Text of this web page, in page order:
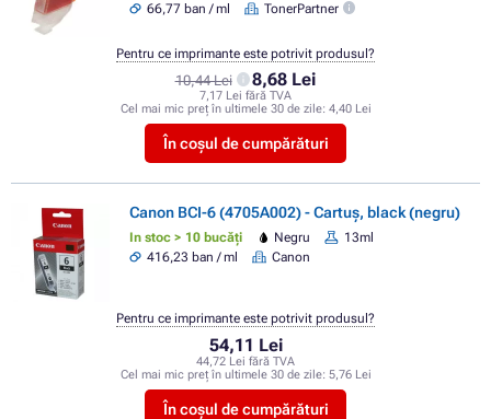
66,77 ban / ml
TonerPartner
10,44 Lei 8,68 Lei
7,17 Lei fără TVA
Cel mai mic preț în ultimele 30 de zile: 4,40 Lei
În coșul de cumpărături
Pentru ce imprimante este potrivit produsul?
Canon BCI-6 (4705A002) - Cartuș, black (negru)
In stoc > 10 bucăți Negru
13ml
416,23 ban / ml
Canon
54,11 Lei
44,72 Lei fără TVA
Cel mai mic preț în ultimele 30 de zile: 5,76 Lei
În coșul de cumpărături
Pentru ce imprimante este potrivit produsul?